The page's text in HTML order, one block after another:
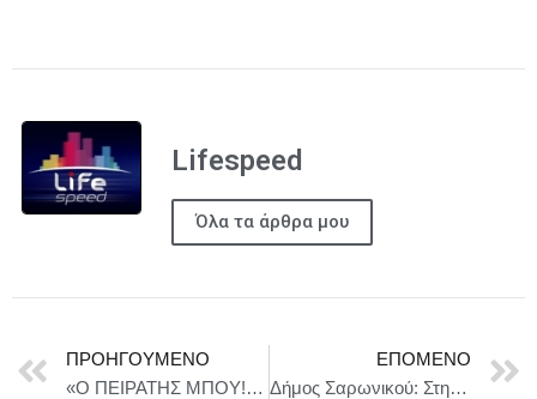
Lifespeed
Όλα τα άρθρα μου
ΠΡΟΗΓΟΎΜΕΝΟ
«O ΠΕΙΡΑΤΗΣ ΜΠΟΥ!» της Άννας Σεβαστής Τζίμα – ΘΕΑΤΡΟ ΜΟΡΦΕΣ ΕΚΦΡΑΣΗΣ
ΕΠΌΜΕΝΟ
Δήμος Σαρωνικού: Στην «αντεπίθεση» ο Δήμαρχος Σαρωνικού για την ανήθικη επίθεση